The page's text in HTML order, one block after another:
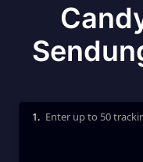
Enter up to 50
1.